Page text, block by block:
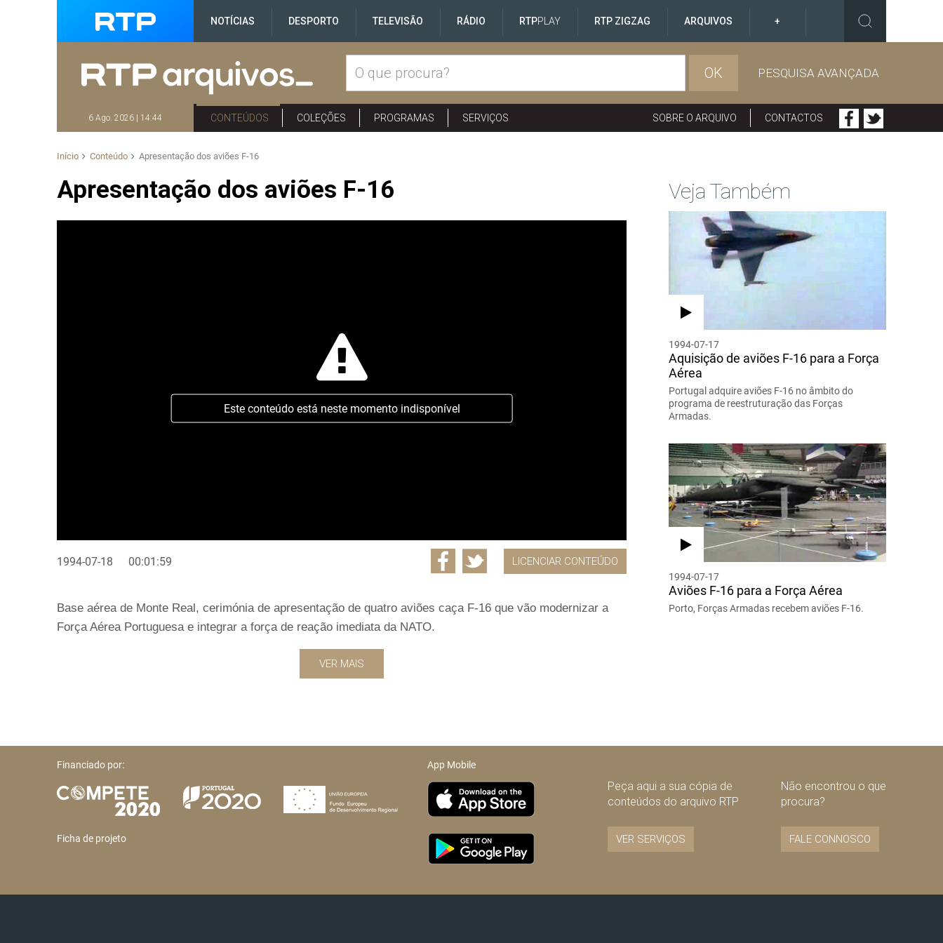
NOTÍCIAS DESPORTO TELEVISÃO RÁDIO RTPPLAY RTP ZIGZAG ARQUIVOS +
OK PESQUISA AVANÇADA
6 Ago. 2026 | 14:44 CONTEÚDOS COLEÇÕES PROGRAMAS SERVIÇOS SOBRE O ARQUIVO CONTACTOS
Início Conteúdo Apresentação dos aviões F-16
Apresentação dos aviões F-16
Este conteúdo está neste momento indisponível
1994-07-18 00:01:59 LICENCIAR CONTEÚDO
Base aérea de Monte Real, cerimónia de apresentação de quatro aviões caça F-16 que vão modernizar a
Força Aérea Portuguesa e integrar a força de reação imediata da NATO.
VER MAIS
Veja Também
1994-07-17
Aquisição de aviões F-16 para a Força
Aérea
Portugal adquire aviões F-16 no âmbito do
programa de reestruturação das Forças
Armadas.
1994-07-17
Aviões F-16 para a Força Aérea
Porto, Forças Armadas recebem aviões F-16.
Financiado por:
Ficha de projeto
App Mobile
Peça aqui a sua cópia de
conteúdos do arquivo RTP
VER SERVIÇOS
Não encontrou o que
procura?
FALE CONNOSCO